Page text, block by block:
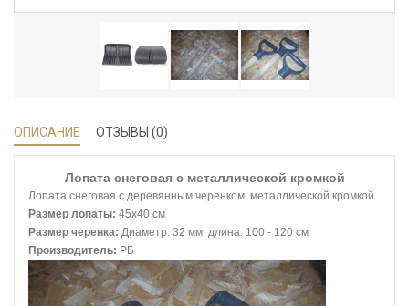
ОПИСАНИЕ ОТЗЫВЫ (0)
Лопата снеговая с металлической кромкой
Лопата снеговая с деревянным черенком, металлической кромкой
Размер лопаты: 45х40 см
Размер черенка: Диаметр: 32 мм; длина: 100 - 120 см
Производитель: РБ